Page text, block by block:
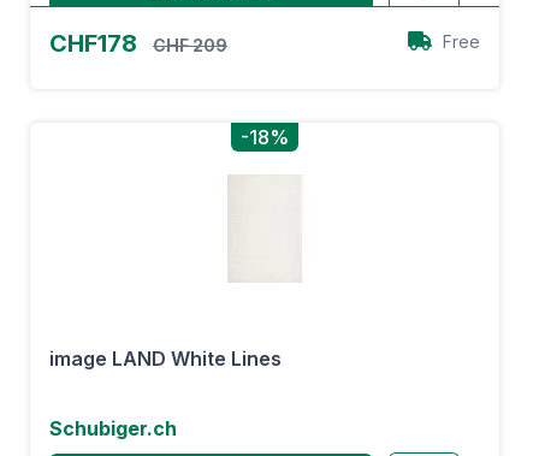
CHF178 CHF 209 Free
-18%
image LAND White Lines
Schubiger.ch